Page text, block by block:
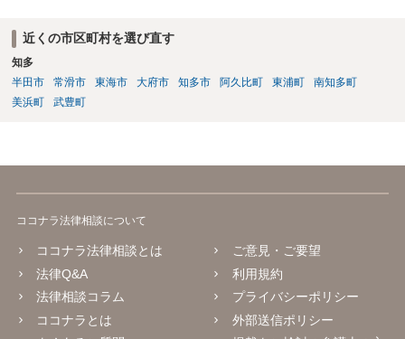
近くの市区町村を選び直す
知多
半田市
常滑市 東海市 大府市 知多市 阿久比町 東浦町
南知多町
美浜町
武豊町
ココナラ法律相談について
ココナラ法律相談とは
法律Q&A
法律相談コラム
ココナラとは
ご意見・ご要望
利用規約
プライバシーポリシー
外部送信ポリシー